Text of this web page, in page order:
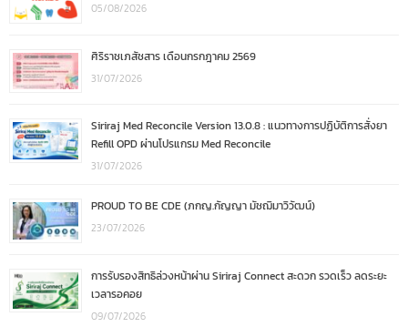
05/08/2026
ศิริราชเภสัชสาร เดือนกรกฎาคม 2569
31/07/2026
Siriraj Med Reconcile Version 13.0.8 : แนวทางการปฏิบัติการสั่งยา
Refill OPD ผ่านโปรแกรม Med Reconcile
31/07/2026
PROUD TO BE CDE (ภกญ.กัญญา มัชฌิมาวิวัฒน์)
23/07/2026
การรับรองสิทธิล่วงหน้าผ่าน Siriraj Connect สะดวก รวดเร็ว ลดระยะ
เวลารอคอย
09/07/2026